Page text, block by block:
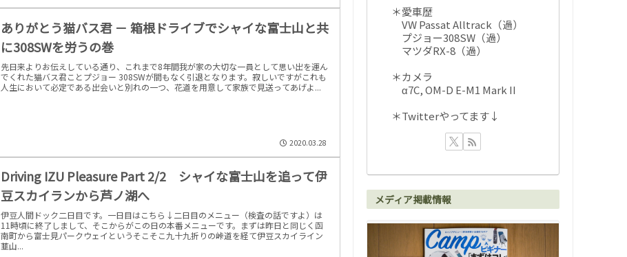
ありがとう猫バス君 － 箱根ドライブでシャイな富士山と共
に308SWを労うの巻
先日来よりお伝えしている通り、これまで8年間我が家の大切な一員として思い出を運ん
でくれた猫バス君ことプジョー 308SWが間もなく引退となります。寂しいですがこれも
人生において必定である出会いと別れの一つ、花道を用意して家族で見送ってあげよ...
2020.03.28
Driving IZU Pleasure Part 2/2 シャイな富士山を追って伊
豆スカイランから芦ノ湖へ
伊豆人間ドック二日目です。一日目はこちら↓二日目のメニュー（検査の話ですよ）は
11時頃に終了しまして、そこからがこの日の本番メニューです。まずは昨日と同じく函
南町から富士見パークウェイというそこそこ九十九折りの峠道を経て伊豆スカイライン
韮山...
＊愛車歴
VW Passat Alltrack（過）
プジョー308SW（過）
マツダRX-8（過）
＊カメラ
α7C, OM-D E-M1 Mark II
＊Twitterやってます↓
メディア掲載情報